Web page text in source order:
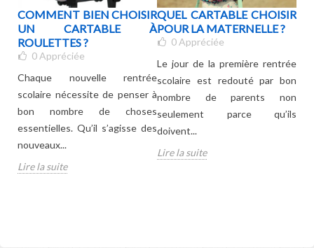
COMMENT BIEN CHOISIR
UN CARTABLE À
ROULETTES ?
0 Appréciée
Chaque nouvelle rentrée
scolaire nécessite de penser à
bon nombre de choses
essentielles. Qu’il s’agisse des
nouveaux...
Lire la suite
QUEL CARTABLE CHOISIR
POUR LA MATERNELLE ?
0 Appréciée
Le jour de la première rentrée
scolaire est redouté par bon
nombre de parents non
seulement parce qu’ils
doivent...
Lire la suite